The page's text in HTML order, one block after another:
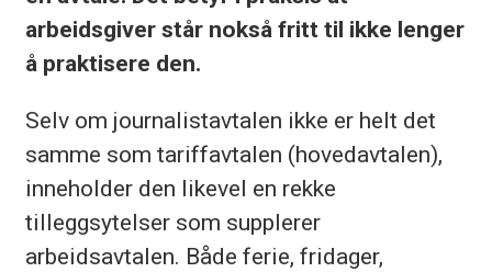
arbeidsgiver står nokså fritt til ikke lenger
å praktisere den.
Selv om journalistavtalen ikke er helt det
samme som tariffavtalen (hovedavtalen),
inneholder den likevel en rekke
tilleggsytelser som supplerer
arbeidsavtalen. Både ferie, fridager,